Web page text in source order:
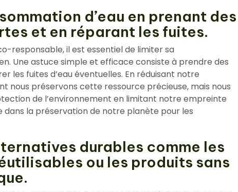
d’eau en prenant des
et en réparant les fuites.
responsable, il est essentiel de limiter sa
Une astuce simple et efficace consiste à prendre des
les fuites d’eau éventuelles. En réduisant notre
nous préservons cette ressource précieuse, mais nous
de l’environnement en limitant notre empreinte
dans la préservation de notre planète pour les
durables comme les
ou les produits sans